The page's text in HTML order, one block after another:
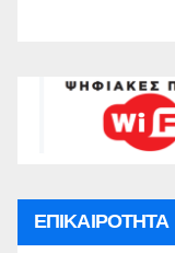
ΕΠΙΚΑΙΡΟΤΗΤΑ